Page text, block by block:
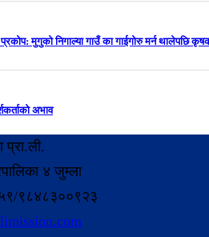
मुगुको निगाल्या गाउँ का गाईगोरु मर्न थालेपछि
अभाव
प्रा.ली.
४ जुम्ला
९८४८३००९२३